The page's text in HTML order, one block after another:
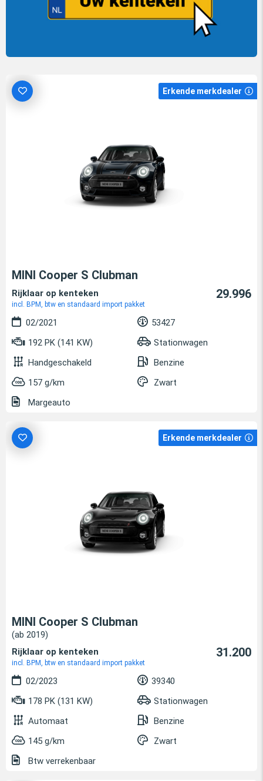
Erkende merkdealer
MINI Cooper S Clubman
Rijklaar op kenteken
incl. BPM, btw en standaard import pakket
29.996
02/2021
53427
192 PK (141 KW)
Stationwagen
Handgeschakeld
Benzine
157 g/km
Zwart
Margeauto
Erkende merkdealer
MINI Cooper S Clubman
(ab 2019)
Rijklaar op kenteken
incl. BPM, btw en standaard import pakket
31.200
02/2023
39340
178 PK (131 KW)
Stationwagen
Automaat
Benzine
145 g/km
Zwart
Btw verrekenbaar